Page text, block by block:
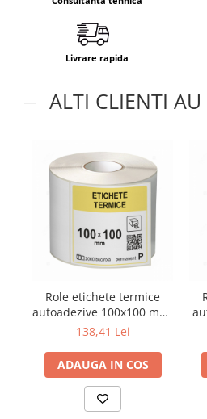
Livrare rapida
ALTI CLIENTI
Role etichete termice
autoadezive 100x100 mm,
2000 etichete/rola
138,41 Lei
ADAUGA IN COS